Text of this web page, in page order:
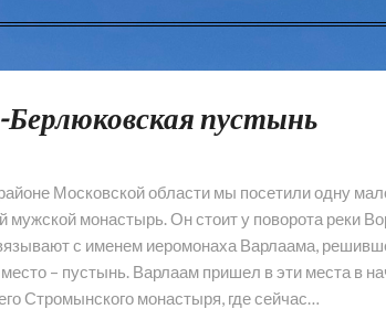
пустынь
Московской области мы посетили одну
мужской монастырь. Он стоит у поворота реки
с именем иеромонаха Варлаама,
– пустынь. Варлаам пришел в эти места в
Стромынского монастыря, где сейчас…